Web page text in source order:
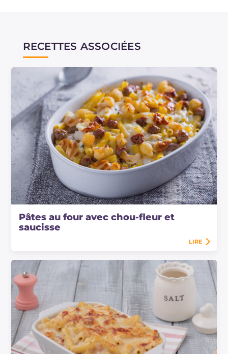
RECETTES ASSOCIÉES
Pâtes au four avec chou-fleur et
saucisse
LIRE